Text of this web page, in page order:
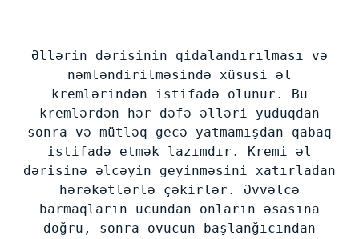
Əllərin dərisinin qidalandırılması və
nəmləndirilməsində xüsusi əl
kremlərindən istifadə olunur. Bu
kremlərdən hər dəfə əlləri yuduqdan
sonra və mütləq gecə yatmamışdan qabaq
istifadə etmək lazımdır. Kremi əl
dərisinə əlcəyin geyinməsini xatırladan
hərəkətlərlə çəkirlər. Əvvəlcə
barmaqların ucundan onların əsasına
doğru, sonra ovucun başlanğıcından